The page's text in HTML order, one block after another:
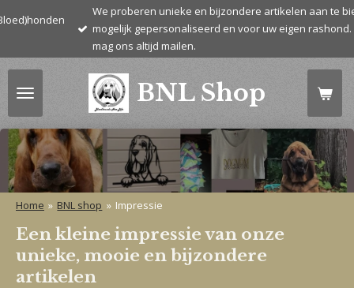
Ga
de
hoofdinhoud
BNL Shop
We proberen unieke en bijzondere artikelen aan te bieden.
mogelijk gepersonaliseerd en voor uw eigen rashond.
mag ons altijd mailen.
Home » BNL shop » Impressie
Een kleine impressie van onze
unieke, mooie en bijzondere
artikelen